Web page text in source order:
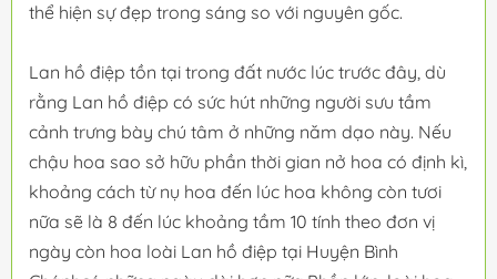
thể hiện sự đẹp trong sáng so với nguyên gốc.
Lan hồ điệp tồn tại trong đất nước lúc trước đây, dù
rằng Lan hồ điệp có sức hút những người sưu tầm
cảnh trưng bày chú tâm ở những năm dạo này. Nếu
chậu hoa sao sở hữu phần thời gian nở hoa có định kì,
khoảng cách từ nụ hoa đến lúc hoa không còn tươi
nữa sẽ là 8 đến lúc khoảng tầm 10 tính theo đơn vị
ngày còn hoa loài Lan hồ điệp tại Huyện Bình